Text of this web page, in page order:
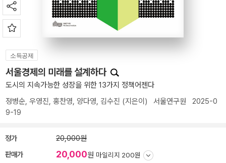
소득공제
서울경제의 미래를 설계하다
도시의 지속가능한 성장을 위한 13가지 정책어젠다
정병순, 우영진, 홍찬영, 양다영, 김수진 (지은이) 서울연구원 2025-0
9-19
정가 20,000원
판매가 20,000원 마일리지 200원